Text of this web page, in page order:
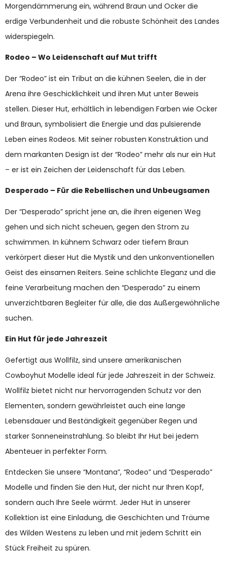
Morgendämmerung ein, während Braun und Ocker die
erdige Verbundenheit und die robuste Schönheit des Landes
widerspiegeln.
Rodeo – Wo Leidenschaft auf Mut trifft
Der “Rodeo” ist ein Tribut an die kühnen Seelen, die in der
Arena ihre Geschicklichkeit und ihren Mut unter Beweis
stellen. Dieser Hut, erhältlich in lebendigen Farben wie Ocker
und Braun, symbolisiert die Energie und das pulsierende
Leben eines Rodeos. Mit seiner robusten Konstruktion und
dem markanten Design ist der “Rodeo” mehr als nur ein Hut
– er ist ein Zeichen der Leidenschaft für das Leben.
Desperado – Für die Rebellischen und Unbeugsamen
Der “Desperado” spricht jene an, die ihren eigenen Weg
gehen und sich nicht scheuen, gegen den Strom zu
schwimmen. In kühnem Schwarz oder tiefem Braun
verkörpert dieser Hut die Mystik und den unkonventionellen
Geist des einsamen Reiters. Seine schlichte Eleganz und die
feine Verarbeitung machen den “Desperado” zu einem
unverzichtbaren Begleiter für alle, die das Außergewöhnliche
suchen.
Ein Hut für jede Jahreszeit
Gefertigt aus Wollfilz, sind unsere amerikanischen
Cowboyhut Modelle ideal für jede Jahreszeit in der Schweiz.
Wollfilz bietet nicht nur hervorragenden Schutz vor den
Elementen, sondern gewährleistet auch eine lange
Lebensdauer und Beständigkeit gegenüber Regen und
starker Sonneneinstrahlung. So bleibt Ihr Hut bei jedem
Abenteuer in perfekter Form.
Entdecken Sie unsere “Montana”, “Rodeo” und “Desperado”
Modelle und finden Sie den Hut, der nicht nur Ihren Kopf,
sondern auch Ihre Seele wärmt. Jeder Hut in unserer
Kollektion ist eine Einladung, die Geschichten und Träume
des Wilden Westens zu leben und mit jedem Schritt ein
Stück Freiheit zu spüren.